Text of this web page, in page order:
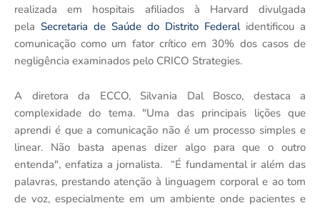
realizada em hospitais afiliados à Harvard divulgada
pela Secretaria de Saúde do Distrito Federalidentificou a
comunicação como um fator crítico em 30% dos casos de
negligência examinados pelo CRICO Strategies.
A diretora da ECCO, Silvania Dal Bosco, destaca a
complexidade do tema. "Uma das principais lições que
aprendi é que a comunicação não é um processo simples e
linear. Não basta apenas dizer algo para que o outro
entenda", enfatiza a jornalista. “É fundamental ir além das
palavras, prestando atenção à linguagem corporal e ao tom
de voz, especialmente em um ambiente onde pacientes e